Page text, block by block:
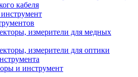
кабеля
измерители для медных
измерители для оптики
и инструмент